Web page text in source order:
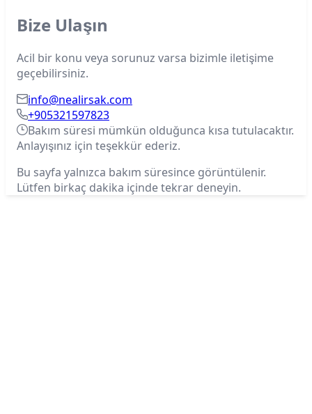
Bize Ulaşın
Acil bir konu veya sorunuz varsa bizimle iletişime
geçebilirsiniz.
info@nealirsak.com
+905321597823
Bakım süresi mümkün olduğunca kısa tutulacaktır.
Anlayışınız için teşekkür ederiz.
Bu sayfa yalnızca bakım süresince görüntülenir.
Lütfen birkaç dakika içinde tekrar deneyin.